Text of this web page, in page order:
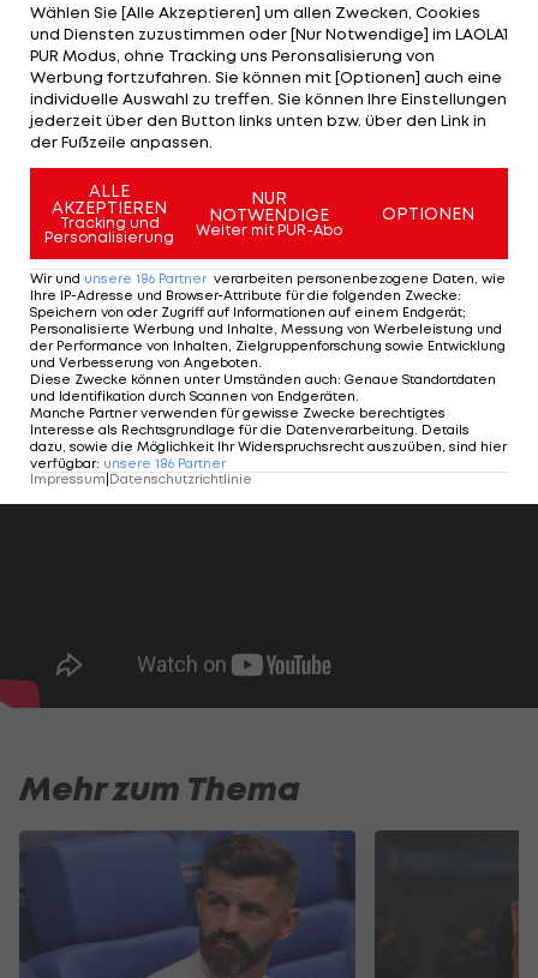
LASK zu Boateng-Kritik:
"Das ist unter
Umständen strafbar"
Die Sommer-
Bundesliga
Bundesliga
Mehr zum Thema
Wählen Sie [Alle Akzeptieren] um allen Zwecken, Cookies
und Diensten zuzustimmen oder [Nur Notwendige] im LAOLA1
PUR Modus, ohne Tracking uns Peronsalisierung von
Werbung fortzufahren. Sie können mit [Optionen] auch eine
individuelle Auswahl zu treffen. Sie können Ihre Einstellungen
jederzeit über den Button links unten bzw. über den Link in
der Fußzeile anpassen.
ALLE
AKZEPTIEREN
Tracking und
Personalisierung
NUR
NOTWENDIGE
Weiter mit PUR-Abo
OPTIONEN
Wir und unsere 186 Partner verarbeiten personenbezogene Daten, wie
Ihre IP-Adresse und Browser-Attribute für die folgenden Zwecke:
Speichern von oder Zugriff auf Informationen auf einem Endgerät;
Personalisierte Werbung und Inhalte, Messung von Werbeleistung und
der Performance von Inhalten, Zielgruppenforschung sowie Entwicklung
und Verbesserung von Angeboten
Diese Zwecke können unter Umständen auch: Genaue Standortdaten
und Identifikation durch Scannen von Endgeräten
Manche Partner verwenden für gewisse Zwecke berechtigtes
Interesse als Rechtsgrundlage für die Datenverarbeitung. Details
dazu, sowie die Möglichkeit Ihr Widerspruchsrecht auszuüben, sind hier
verfügbar: unsere 186 Partner
Impressum|Datenschutzrichtlinie